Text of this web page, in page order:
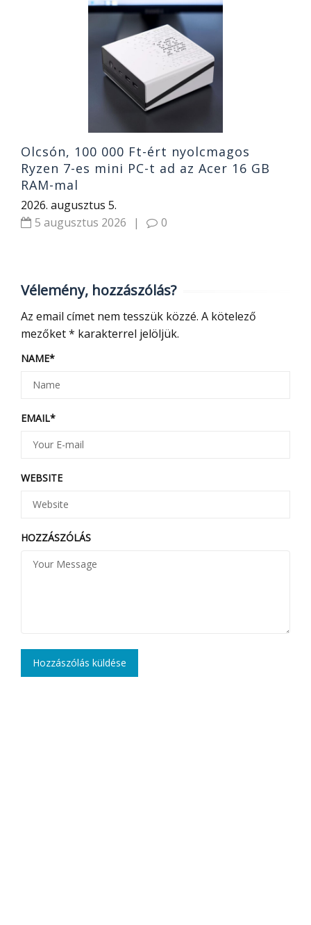
Olcsón, 100 000 Ft-ért nyolcmagos
Ryzen 7-es mini PC-t ad az Acer 16 GB
RAM-mal
2026. augusztus 5.
5 augusztus 2026
| 0
Vélemény, hozzászólás?
Az email címet nem tesszük közzé. A kötelező
mezőket* karakterrel jelöljük.
NAME*
EMAIL*
WEBSITE
HOZZÁSZÓLÁS